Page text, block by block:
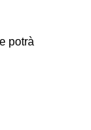
potrà